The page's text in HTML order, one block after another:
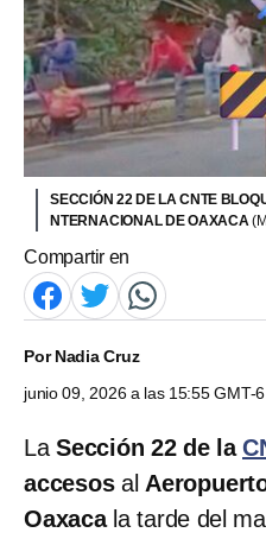
SECCIÓN 22 DE LA CNTE
NTERNACIONAL DE OAXACA
Compartir en
PorNadia Cruz
junio 09, 2026 a las 15:55 GMT-6
La Sección 22 de la
accesosal
Oaxacala tarde del